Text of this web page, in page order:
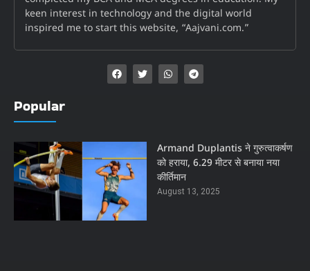
keen interest in technology and the digital world
inspired me to start this website, “Aajvani.com.”
Popular
Armand Duplantis ने गुरुत्वाकर्षण
को हराया, 6.29 मीटर से बनाया नया
कीर्तिमान
August 13, 2025